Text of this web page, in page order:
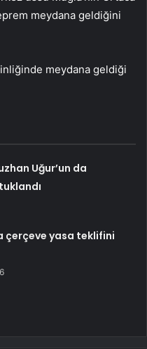
meydana geldiğini
meydana geldiği
Uğur’un da
çerçeve yasa teklifini